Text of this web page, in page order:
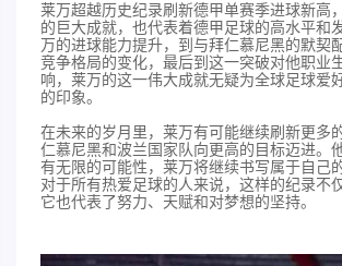
莱万超越历史纪录刷新德甲单赛季进球新高
的巨大成就，也代表着德甲足球的高水平和
万的进球能力提升，到与拜仁慕尼黑的默契
竞争格局的变化，最后到这一突破对他职业
响，莱万的这一伟大成就无疑为全球足球爱
的印象。
在未来的岁月里，莱万有可能继续刷新更多
仁慕尼黑和波兰国家队向更高的目标迈进。
有无限的可能性，莱万将继续书写属于自己
对于所有热爱足球的人来说，这样的纪录不
它也代表了努力、天赋和对梦想的坚持。